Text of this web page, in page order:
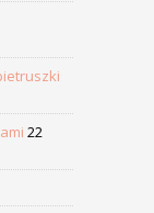
22